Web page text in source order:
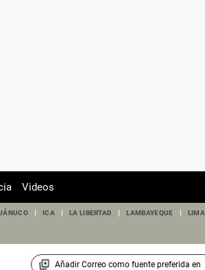
Videos
ICA LA LIBERTAD LAMBAYEQUE LIMA
Añadir Correocomo fuente preferida en